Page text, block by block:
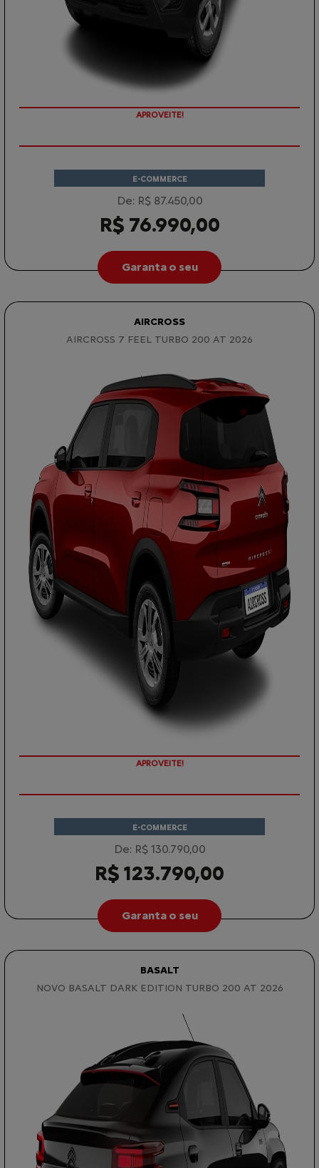
PREÇOS REDUZIDOS
E-COMMERCE
De: R$ 87.450,00
R$ 76.990,00
Garanta o seu
AIRCROSS
AIRCROSS 7 FEEL TURBO 200 AT 2026
PREÇOS REDUZIDOS
E-COMMERCE
De: R$ 130.790,00
R$ 123.790,00
Garanta o seu
BASALT
NOVO BASALT DARK EDITION TURBO 200 AT 2026